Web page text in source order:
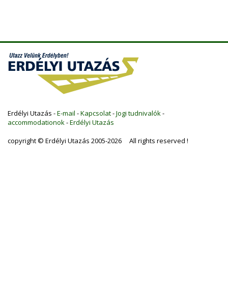
Erdélyi Utazás -E-mail -Kapcsolat-Jogi tudnivalók -
accommodationok -Erdélyi Utazás
copyright © Erdélyi Utazás 2005-2026 All rights reserved !